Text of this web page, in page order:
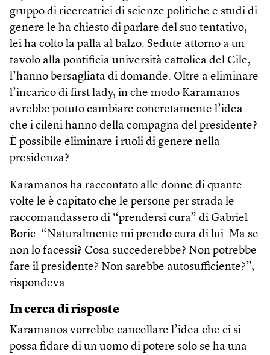
gruppo di ricercatrici di scienze politiche e studi di
genere le ha chiesto di parlare del suo tentativo,
lei ha colto la palla al balzo. Sedute attorno a un
tavolo alla pontificia università cattolica del Cile,
l’hanno bersagliata di domande. Oltre a eliminare
l’incarico di first lady, in che modo Karamanos
avrebbe potuto cambiare concretamente l’idea
che i cileni hanno della compagna del presidente?
È possibile eliminare i ruoli di genere nella
presidenza?
Karamanos ha raccontato alle donne di quante
volte le è capitato che le persone per strada le
raccomandassero di “prendersi cura” di Gabriel
Boric. “Naturalmente mi prendo cura di lui. Ma se
non lo facessi? Cosa succederebbe? Non potrebbe
fare il presidente? Non sarebbe autosufficiente?”,
rispondeva.
In cerca di risposte
Karamanos vorrebbe cancellare l’idea che ci si
possa fidare di un uomo di potere solo se ha una